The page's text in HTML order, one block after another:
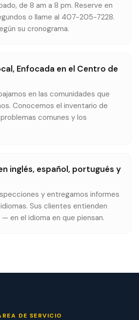
de 8 am a 8 pm. Reserve en
o llame al 407-205-7228.
su cronograma.
Enfocada en el Centro de
en las comunidades que
Conocemos el inventario de
comunes y los
inglés, español, portugués y
y entregamos informes
Sus clientes entienden
en el idioma en que piensan.
DE SERVICIO